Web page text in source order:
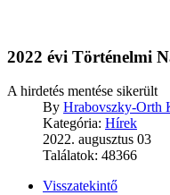
2022 évi Történelmi
A hirdetés mentése sikerült
By Hrabovszky-Orth
Kategória: Hírek
2022. augusztus 03
Találatok: 48366
Visszatekintő